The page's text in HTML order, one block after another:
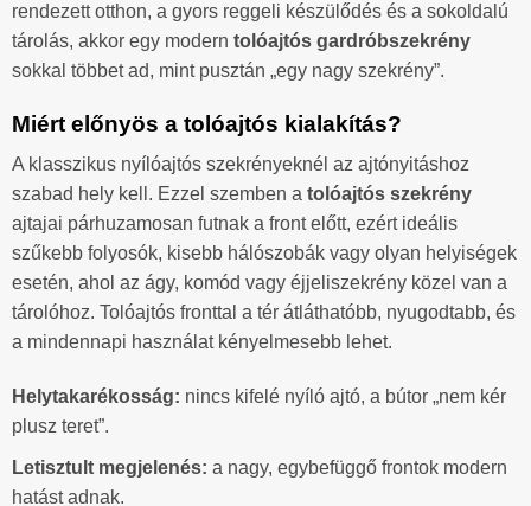
rendezett otthon, a gyors reggeli készülődés és a sokoldalú
tárolás, akkor egy modern tolóajtós gardróbszekrény
sokkal többet ad, mint pusztán „egy nagy szekrény”.
Miért előnyös a tolóajtós kialakítás?
A klasszikus nyílóajtós szekrényeknél az ajtónyitáshoz
szabad hely kell. Ezzel szemben a tolóajtós szekrény
ajtajai párhuzamosan futnak a front előtt, ezért ideális
szűkebb folyosók, kisebb hálószobák vagy olyan helyiségek
esetén, ahol az ágy, komód vagy éjjeliszekrény közel van a
tárolóhoz. Tolóajtós fronttal a tér átláthatóbb, nyugodtabb, és
a mindennapi használat kényelmesebb lehet.
Helytakarékosság: nincs kifelé nyíló ajtó, a bútor „nem kér
plusz teret”.
Letisztult megjelenés: a nagy, egybefüggő frontok modern
hatást adnak.